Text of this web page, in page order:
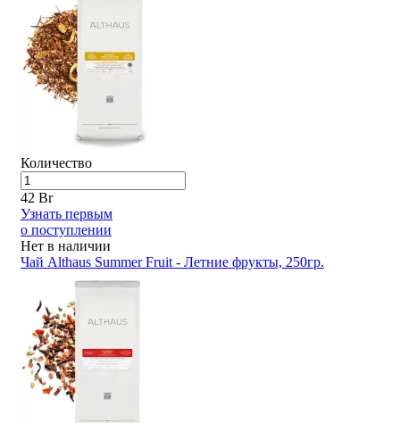
Количество
42 Br
Узнать первым
о поступлении
Нет в наличии
Чай Althaus Summer Fruit - Летние фрукты, 250гр.